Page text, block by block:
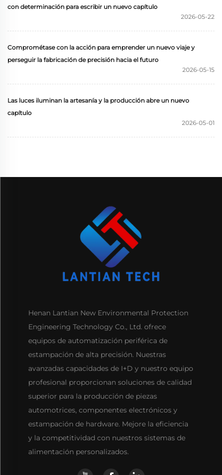
con determinación para escribir un nuevo capítulo
2026-05-22
Comprométase con la acción para emprender un nuevo viaje y
perseguir la fabricación de precisión hacia el futuro
2026-05-15
Las luces iluminan la artesanía y la producción abre un nuevo
capítulo
2026-05-01
Henan Lantian New Environmental Protection
Engineering Technology Co., Ltd. ofrece
equipos de automatización periférica de
estampación de alta precisión. Nuestras
avanzadas capacidades de I+D y nuestro equipo
profesional proporcionan soluciones de calidad
superior para la producción de piezas
automotrices, componentes electrónicos y
estampación de hardware. Mejore la eficiencia
y la competitividad con nuestros sistemas de
alimentación personalizados.